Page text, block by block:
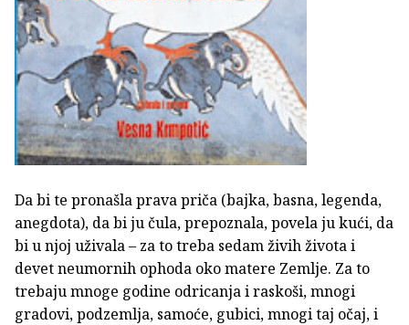
Da bi te pronašla prava priča (bajka, basna, legenda,
anegdota), da bi ju čula, prepoznala, povela ju kući, da
bi u njoj uživala – za to treba sedam živih života i
devet neumornih ophoda oko matere Zemlje. Za to
trebaju mnoge godine odricanja i raskoši, mnogi
gradovi, podzemlja, samoće, gubici, mnogi taj očaj, i